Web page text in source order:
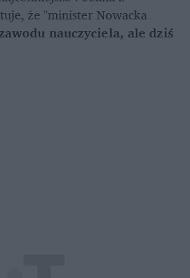
że "minister Nowacka
nauczyciela, ale dziś